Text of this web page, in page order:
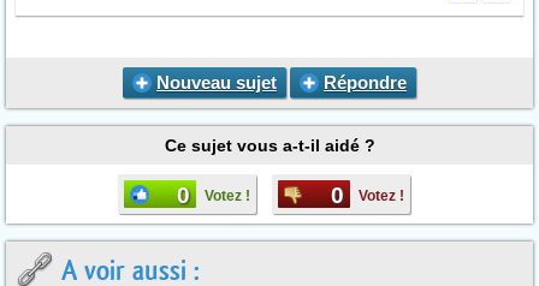
Nouveau sujet Répondre
Ce sujet vous a-t-il aidé ?
0 Votez ! 0 Votez !
A voir aussi :